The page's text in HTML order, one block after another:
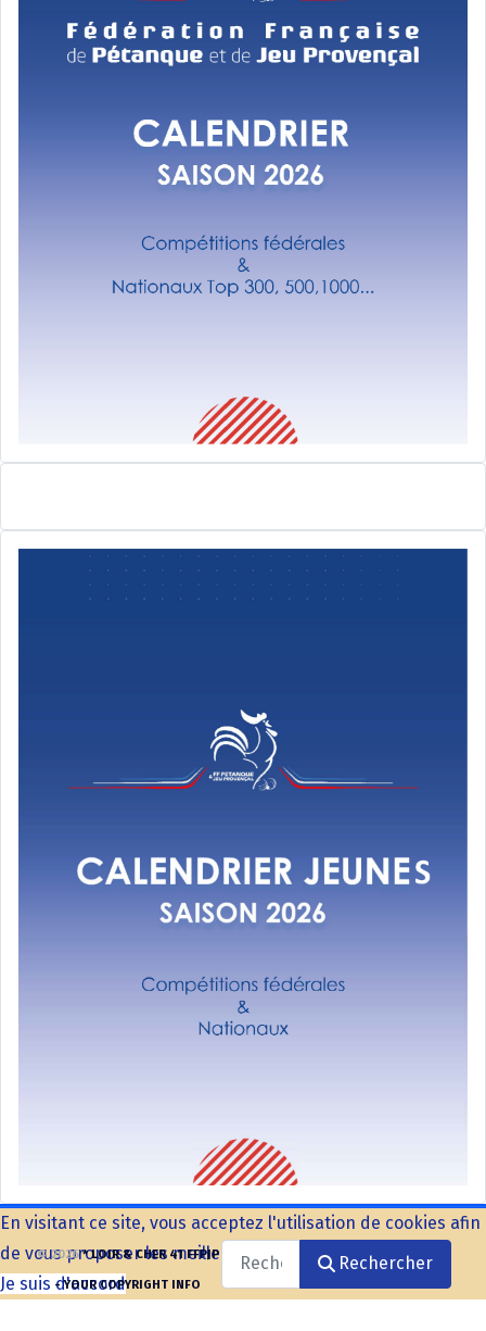
Rechercher
Rechercher
© 2026* LOIR & CHER 41 FFPJP
- YOUR COPYRIGHT INFO
En visitant ce site, vous acceptez l'utilisation de cookies afin
de vous proposer les meilleurs services possibles.
Je suis d'accord